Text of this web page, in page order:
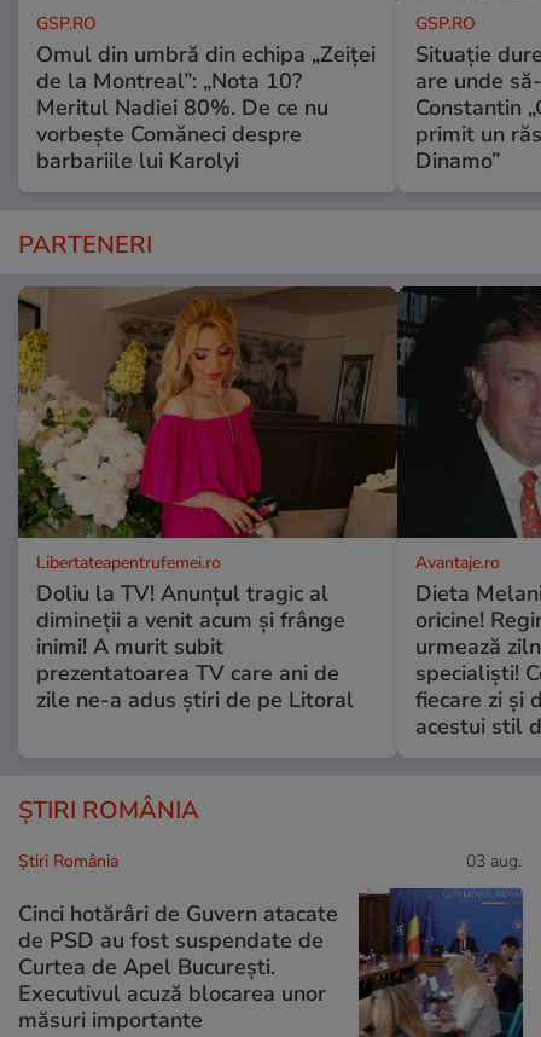
GSP.RO
Omul din umbră din echipa „Zeiței
de la Montreal”: „Nota 10?
Meritul Nadiei 80%. De ce nu
vorbește Comăneci despre
barbariile lui Karolyi
GSP.RO
Situație
are unde
Constantin
primit un
Dinamo”
PARTENERI
Libertateapentrufemei.ro
Doliu la TV! Anunțul tragic al
dimineții a venit acum și frânge
inimi! A murit subit
prezentatoarea TV care ani de
zile ne-a adus știri de pe Litoral
Avantaje.ro
Dieta
oricine!
urmează
specialiști!
fiecare zi și
acestui stil
ȘTIRI ROMÂNIA
Știri România 03 aug.
Cinci hotărâri de Guvern atacate
de PSD au fost suspendate de
Curtea de Apel București.
Executivul acuză blocarea unor
măsuri importante